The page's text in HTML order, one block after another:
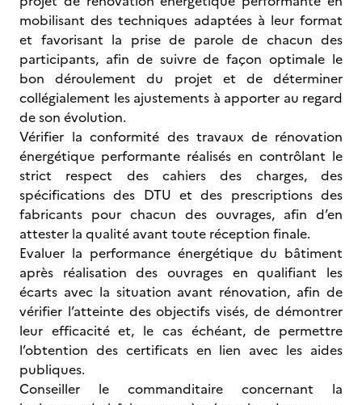
mobilisant des techniques adaptées à leur format
et favorisant la prise de parole de chacun des
participants, afin de suivre de façon optimale le
bon déroulement du projet et de déterminer
collégialement les ajustements à apporter au regard
de son évolution.
Vérifier la conformité des travaux de rénovation
énergétique performante réalisés en contrôlant le
strict respect des cahiers des charges, des
spécifications des DTU et des prescriptions des
fabricants pour chacun des ouvrages, afin d’en
attester la qualité avant toute réception finale.
Evaluer la performance énergétique du bâtiment
après réalisation des ouvrages en qualifiant les
écarts avec la situation avant rénovation, afin de
vérifier l’atteinte des objectifs visés, de démontrer
leur efficacité et, le cas échéant, de permettre
l’obtention des certificats en lien avec les aides
publiques.
Conseiller le commanditaire concernant la